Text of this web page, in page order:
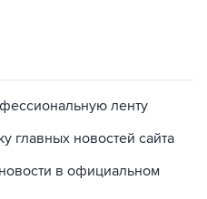
ленту
главных новостей сайта
в официальном